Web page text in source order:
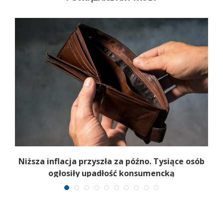
Niższa inflacja przyszła za późno. Tysiące osób
ogłosiły upadłość konsumencką